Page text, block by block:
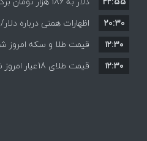
احتمالی هرمز چه
این افزایش طبیعی است
۲۰:۳۰
همه قیمت ها + جدول و
۱۲:۳۰
۱۲:۳۰